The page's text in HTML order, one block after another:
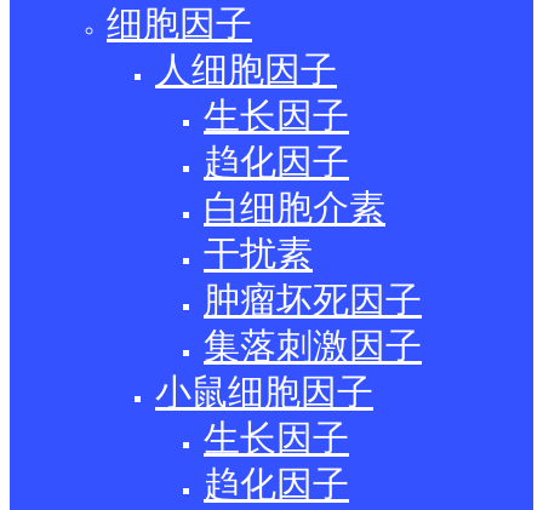
细胞因子
人细胞因子
生长因子
趋化因子
白细胞介素
干扰素
肿瘤坏死因子
集落刺激因子
小鼠细胞因子
生长因子
趋化因子